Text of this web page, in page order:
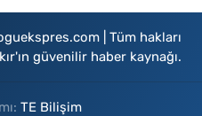
| Tüm hakları
güvenilir haber kaynağı.
TE Bilişim